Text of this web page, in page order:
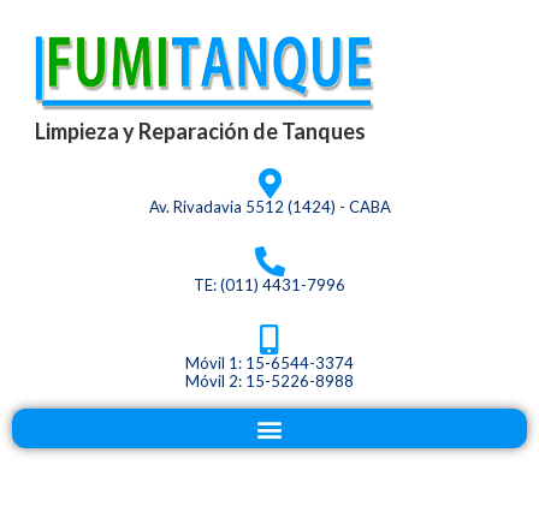
Limpieza y Reparación de Tanques
Av. Rivadavia 5512 (1424) - CABA
TE: (011) 4431-7996
Móvil 1: 15-6544-3374
Móvil 2: 15-5226-8988